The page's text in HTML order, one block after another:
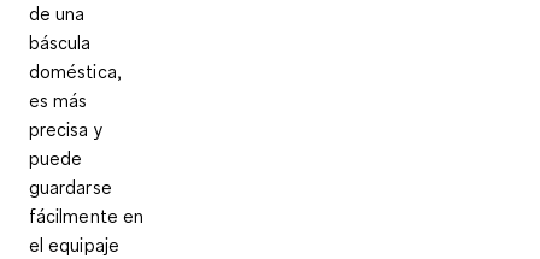
de una
báscula
doméstica,
es más
precisa y
puede
guardarse
fácilmente en
el equipaje